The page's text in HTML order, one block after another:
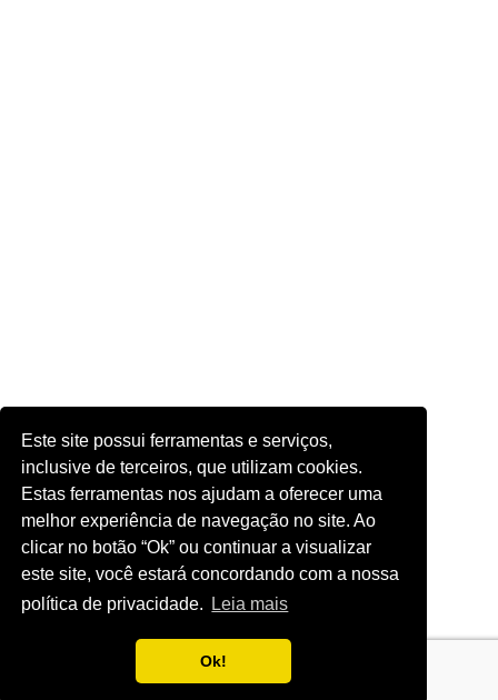
Este site possui ferramentas e serviços,
inclusive de terceiros, que utilizam cookies.
Estas ferramentas nos ajudam a oferecer uma
melhor experiência de navegação no site. Ao
clicar no botão “Ok” ou continuar a visualizar
este site, você estará concordando com a nossa
política de privacidade.
Leia mais
Ok!